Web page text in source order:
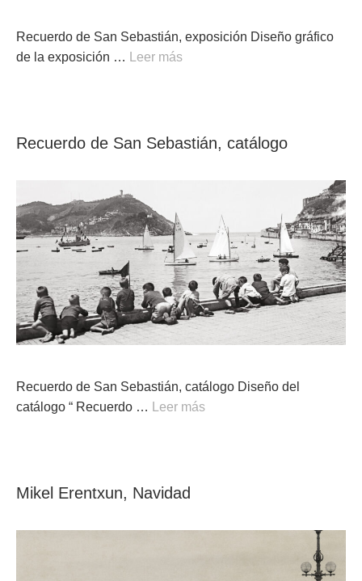
Recuerdo de San Sebastián, exposición Diseño gráfico
de la exposición …
Leer más
Recuerdo de San Sebastián, catálogo
Recuerdo de San Sebastián, catálogo Diseño del
catálogo “ Recuerdo …
Leer más
Mikel Erentxun, Navidad